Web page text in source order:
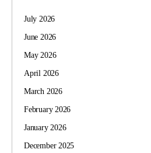
July 2026
June 2026
May 2026
April 2026
March 2026
February 2026
January 2026
December 2025